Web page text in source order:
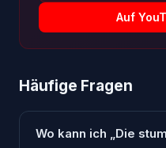
Auf
Häufige Fragen
Wo kann ich „Die